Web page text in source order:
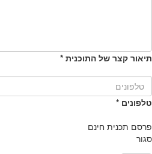
תיאור קצר של התוכנית *
טלפונים *
פרסם תכנית חינם
סגור